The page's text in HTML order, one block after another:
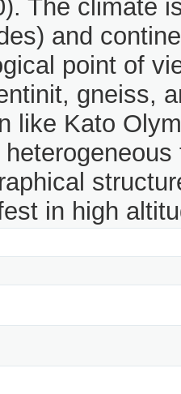
The climate
and
point of
gneiss,
like Kato
in high